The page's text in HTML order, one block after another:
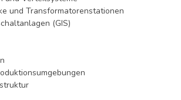
und Transformatorenstationen
(GIS)